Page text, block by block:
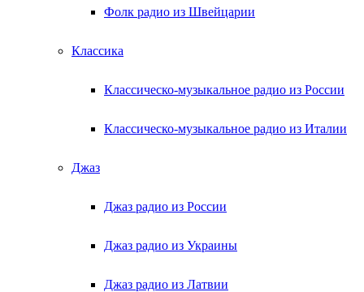
Фолк радио из Швейцарии
Классика
Классическо-музыкальное радио из России
Классическо-музыкальное радио из Италии
Джаз
Джаз радио из России
Джаз радио из Украины
Джаз радио из Латвии